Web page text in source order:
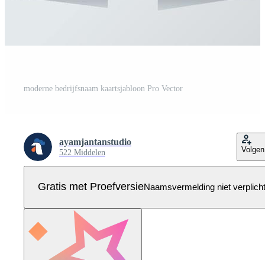
moderne bedrijfsnaam kaartsjabloon Pro Vector
ayamjantanstudio
522 Middelen Volgen
Gratis met ProefversieNaamsvermelding niet verplicht